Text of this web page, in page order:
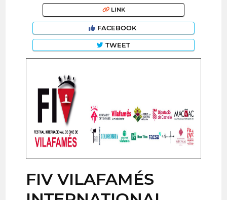
LINK
FACEBOOK
TWEET
FIV VILAFAMÉS